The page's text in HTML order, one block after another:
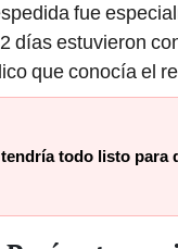
fue
días estuvieron
que conocía el
todo listo para